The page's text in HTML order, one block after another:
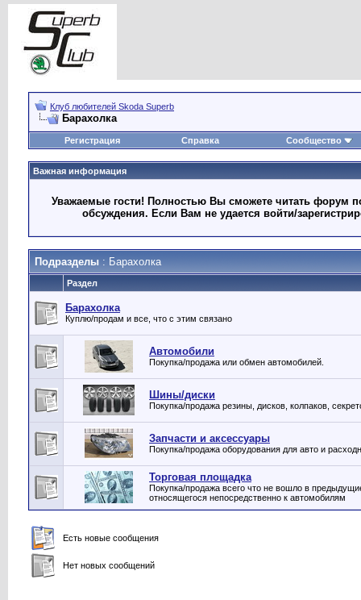
Клуб любителей Skoda Superb
Барахолка
Регистрация Справка Сообщество
Важная информация
Уважаемые гости! Полностью Вы сможете читать форум
обсуждения. Если Вам не удается войти/
Подразделы : Барахолка
Раздел
Барахолка
Куплю/продам и все, что с этим связано
Автомобили
Покупка/продажа или обмен автомобилей.
Шины/диски
Покупка/продажа резины, дисков, колпаков,
Запчасти и аксессуары
Покупка/продажа оборудования для авто и
Торговая площадка
Покупка/продажа всего что не вошло в
относящегося непосредственно к автомобилям
Есть новые сообщения
Нет новых сообщений